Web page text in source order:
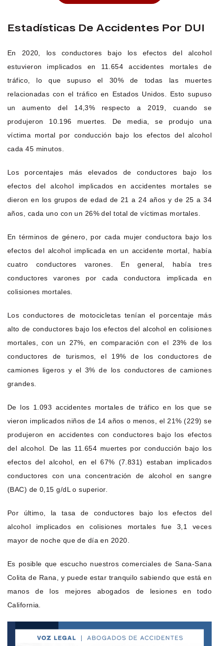
Estadísticas De Accidentes Por DUI
En 2020, los conductores bajo los efectos del alcohol
estuvieron implicados en 11.654 accidentes mortales de
tráfico, lo que supuso el 30% de todas las muertes
relacionadas con el tráfico en Estados Unidos. Esto supuso
un aumento del 14,3% respecto a 2019, cuando se
produjeron 10.196 muertes. De media, se produjo una
víctima mortal por conducción bajo los efectos del alcohol
cada 45 minutos.
Los porcentajes más elevados de conductores bajo los
efectos del alcohol implicados en accidentes mortales se
dieron en los grupos de edad de 21 a 24 años y de 25 a 34
años, cada uno con un 26% del total de víctimas mortales.
En términos de género, por cada mujer conductora bajo los
efectos del alcohol implicada en un accidente mortal, había
cuatro conductores varones. En general, había tres
conductores varones por cada conductora implicada en
colisiones mortales.
Los conductores de motocicletas tenían el porcentaje más
alto de conductores bajo los efectos del alcohol en colisiones
mortales, con un 27%, en comparación con el 23% de los
conductores de turismos, el 19% de los conductores de
camiones ligeros y el 3% de los conductores de camiones
grandes.
De los 1.093 accidentes mortales de tráfico en los que se
vieron implicados niños de 14 años o menos, el 21% (229) se
produjeron en accidentes con conductores bajo los efectos
del alcohol. De las 11.654 muertes por conducción bajo los
efectos del alcohol, en el 67% (7.831) estaban implicados
conductores con una concentración de alcohol en sangre
(BAC) de 0,15 g/dL o superior.
Por último, la tasa de conductores bajo los efectos del
alcohol implicados en colisiones mortales fue 3,1 veces
mayor de noche que de día en 2020.
Es posible que escucho nuestros comerciales de Sana-Sana
Colita de Rana, y puede estar tranquilo sabiendo que está en
manos de los mejores abogados de lesiones en todo
California.